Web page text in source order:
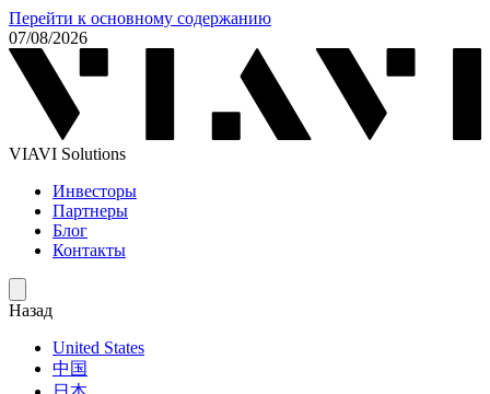
Перейти к основному содержанию
07/08/2026
VIAVI Solutions
Инвесторы
Партнеры
Блог
Контакты
Назад
United States
中国